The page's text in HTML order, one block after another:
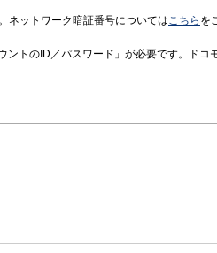
ネットワーク暗証番号についてはこちら を
ントのID／パスワード」が必要です。ドコ